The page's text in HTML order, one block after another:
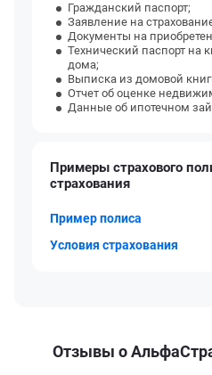
Гражданский паспорт;
Заявление на
Документы на
Технический паспорт на
дома;
Выписка из домовой
Отчет об оценке
Данные об ипотечном
Примеры страхового
страхования
Пример полиса
Условия страхования
Отзывы о